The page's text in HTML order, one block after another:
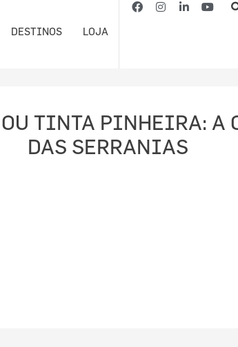
DESTINOS LOJA
OU TINTA PINHEIRA: A
DAS SERRANIAS